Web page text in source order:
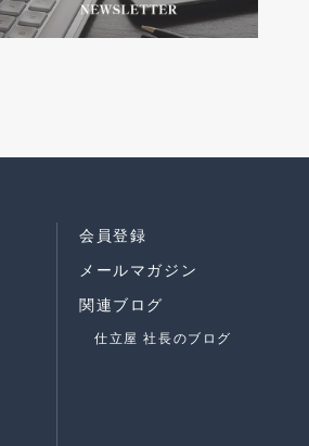
会員登録
メールマガジン
関連ブログ
仕立屋 社長のブログ